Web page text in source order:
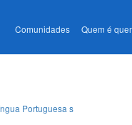
Comunidades Quem é
Portuguesa s